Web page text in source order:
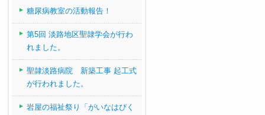
糖尿病教室の活動報告！
第5回 淡路地区聖隷学会が行わ
れました。
聖隷淡路病院 新築工事 起工式
が行われました。
岩屋の福祉祭り「がいなはぴく